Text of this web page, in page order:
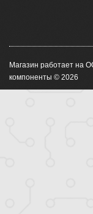
Магазин работает на
компоненты © 2026